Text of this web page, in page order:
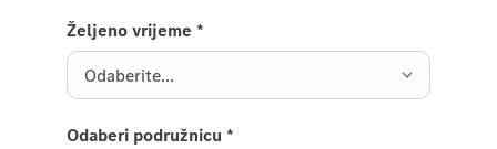
Željeno vrijeme *
Odaberite...
Odaberi podružnicu *